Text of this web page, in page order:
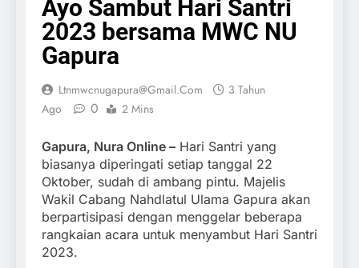
Ayo Sambut Hari Santri
2023 bersama MWC NU
Gapura
Ltnmwcnugapura@gmail.com
3 Tahun
Ago
0 2 Mins
Gapura, Nura Online – Hari Santri yang
biasanya diperingati setiap tanggal 22
Oktober, sudah di ambang pintu. Majelis
Wakil Cabang Nahdlatul Ulama Gapura akan
berpartisipasi dengan menggelar beberapa
rangkaian acara untuk menyambut Hari Santri
2023.